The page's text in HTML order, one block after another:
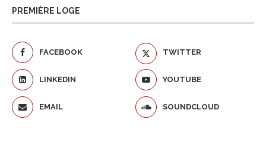
PREMIÈRE LOGE
FACEBOOK TWITTER
LINKEDIN YOUTUBE
EMAIL SOUNDCLOUD